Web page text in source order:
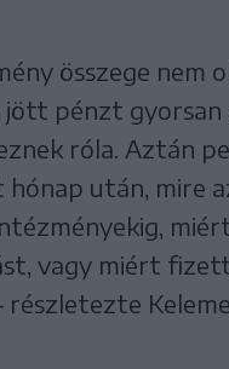
összege nem
jött pénzt gyorsan
róla. Aztán
hónap után, mire
vagy miért
részletezte